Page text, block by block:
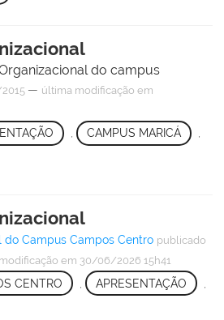
do campus
— última modificação em
, CAMPUS MARICÁ ,
do Campus Campos Centro publicado
em 30/06/2026 15h41
CENTRO APRESENTAÇÃO